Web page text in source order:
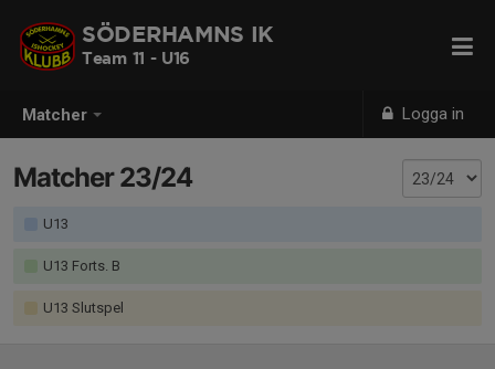
Matcher Logga in
SÖDERHAMNS IK
Team 11 - U16
Matcher 23/24
U13
U13 Forts. B
U13 Slutspel